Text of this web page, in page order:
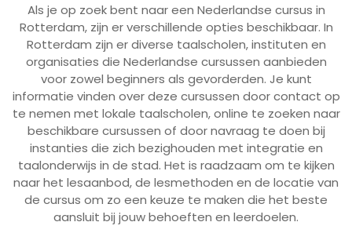
Als je op zoek bent naar een Nederlandse cursus in
Rotterdam, zijn er verschillende opties beschikbaar. In
Rotterdam zijn er diverse taalscholen, instituten en
organisaties die Nederlandse cursussen aanbieden
voor zowel beginners als gevorderden. Je kunt
informatie vinden over deze cursussen door contact op
te nemen met lokale taalscholen, online te zoeken naar
beschikbare cursussen of door navraag te doen bij
instanties die zich bezighouden met integratie en
taalonderwijs in de stad. Het is raadzaam om te kijken
naar het lesaanbod, de lesmethoden en de locatie van
de cursus om zo een keuze te maken die het beste
aansluit bij jouw behoeften en leerdoelen.